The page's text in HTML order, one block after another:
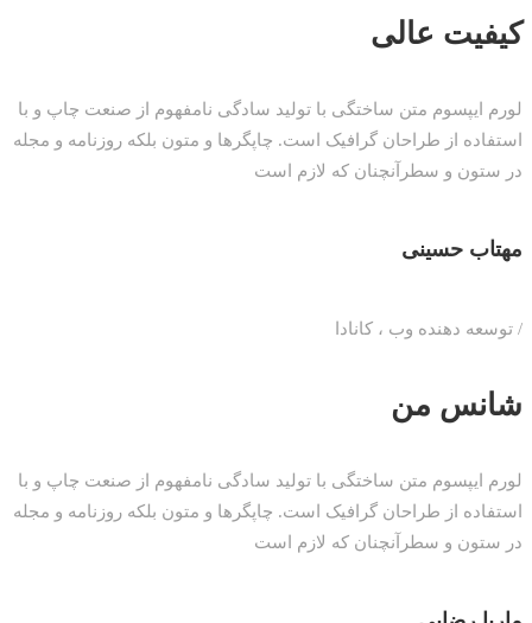
کیفیت عالی
لورم ایپسوم متن ساختگی با تولید سادگی نامفهوم از صنعت چاپ و با
استفاده از طراحان گرافیک است. چاپگرها و متون بلکه روزنامه و مجله
در ستون و سطرآنچنان که لازم است
مهتاب حسینی
/ توسعه دهنده وب ، کانادا
شانس من
لورم ایپسوم متن ساختگی با تولید سادگی نامفهوم از صنعت چاپ و با
استفاده از طراحان گرافیک است. چاپگرها و متون بلکه روزنامه و مجله
در ستون و سطرآنچنان که لازم است